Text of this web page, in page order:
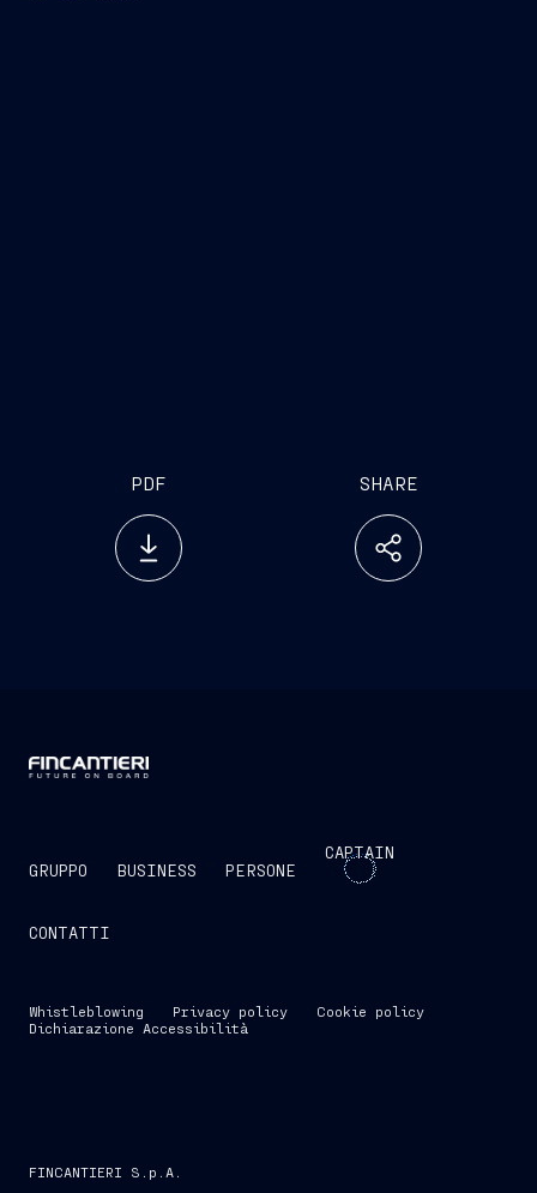
PDF SHARE
GRUPPO BUSINESS PERSONE
CAPTAIN
CONTATTI
Whistleblowing Privacy policy
Cookie policy
Dichiarazione Accessibilità
FINCANTIERI S.p.A.